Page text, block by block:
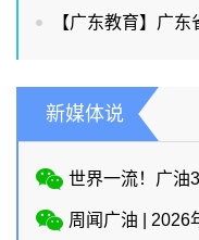
新媒体说
世界一流！广油3
周闻广油 | 2026